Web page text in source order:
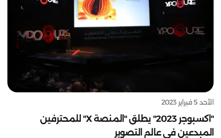
الأحد 5 فبراير 2023
"اكسبوجر 2023" يطلق "المنصة X" للمحترفين
المبدعين في عالم التصوير